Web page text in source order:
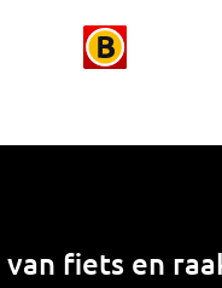
fiets en